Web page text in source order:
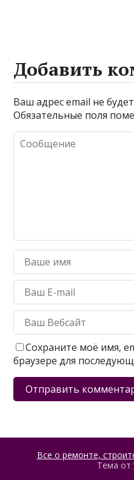
Добавить
Ваш адрес email не
Обязательные поля
Сохраните моё имя,
браузере для
Все о ремонте,
Тема от